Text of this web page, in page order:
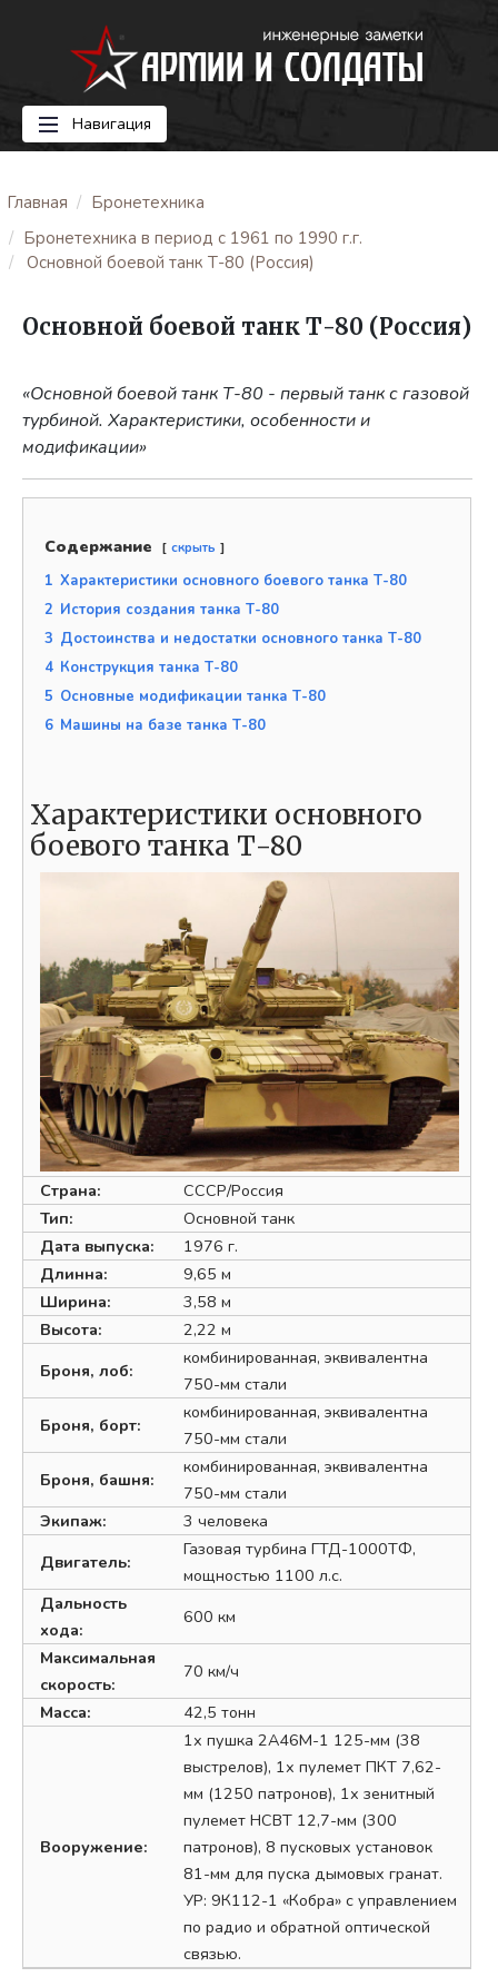
Навигация
Главная
Бронетехника
Бронетехника в период с 1961 по 1990 г.г.
Основной боевой танк Т-80 (Россия)
Основной боевой танк Т-80 (Россия)
«Основной боевой танк Т-80 - первый танк с газовой
турбиной. Характеристики, особенности и
модификации»
Содержание скрыть
1 Характеристики основного боевого танка Т-80
2 История создания танка Т-80
3 Достоинства и недостатки основного танка Т-80
4 Конструкция танка Т-80
5 Основные модификации танка Т-80
6 Машины на базе танка Т-80
Характеристики основного
боевого танка Т-80
Страна:
СССР/Россия
Тип:
Основной танк
Дата выпуска:
1976 г.
Длинна:
9,65 м
Ширина:
3,58 м
Высота:
2,22 м
Броня, лоб:
комбинированная, эквивалентна
750-мм стали
Броня, борт:
комбинированная, эквивалентна
750-мм стали
Броня, башня:
комбинированная, эквивалентна
750-мм стали
Экипаж:
3 человека
Двигатель:
Газовая турбина ГТД-1000ТФ,
мощностью 1100 л.с.
Дальность
хода:
600 км
Максимальная
скорость:
70 км/ч
Масса:
42,5 тонн
Вооружение:
1х пушка 2А46М-1 125-мм (38
выстрелов), 1х пулемет ПКТ 7,62-
мм (1250 патронов), 1х зенитный
пулемет НСВТ 12,7-мм (300
патронов), 8 пусковых установок
81-мм для пуска дымовых гранат.
УР: 9К112-1 «Кобра» с управлением
по радио и обратной оптической
связью.